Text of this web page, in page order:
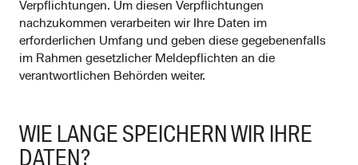
Verpflichtungen. Um diesen Verpflichtungen
nachzukommen verarbeiten wir Ihre Daten im
erforderlichen Umfang und geben diese gegebenenfalls
im Rahmen gesetzlicher Meldepflichten an die
verantwortlichen Behörden weiter.
WIE LANGE SPEICHERN WIR IHRE
DATEN?